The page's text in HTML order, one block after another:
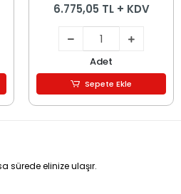
6.775,05 TL + KDV
Adet
Sepete Ekle
sürede elinize ulaşır.